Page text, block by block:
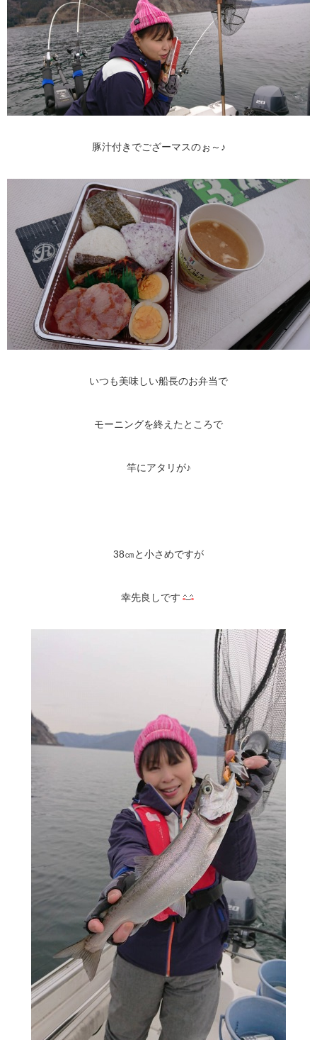
豚汁付きでござーマスのぉ～♪
いつも美味しい船長のお弁当で
モーニングを終えたところで
竿にアタリが♪
38㎝と小さめですが
幸先良しです